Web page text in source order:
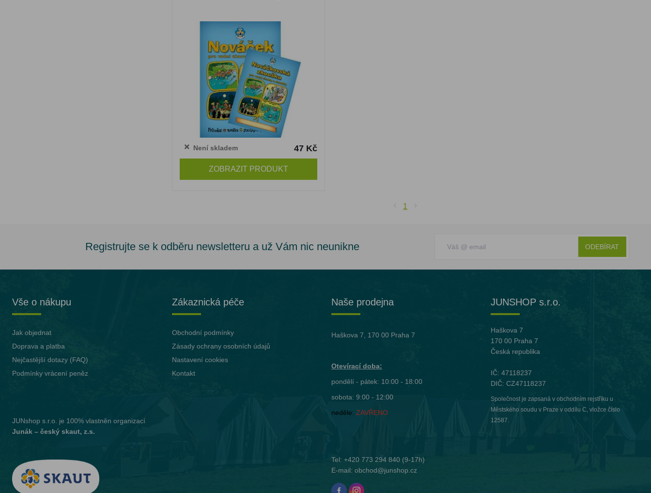
Není skladem 47 Kč
ZOBRAZIT PRODUKT
1
Registrujte se k odběru newsletteru a už Vám nic neunikne ODEBÍRAT
Vše o nákupu
Jak objednat
Doprava a platba
Nejčastější dotazy (FAQ)
Podmínky vrácení peněz
JUNshop s.r.o.
je 100% vlastněn organizací
Junák – český skaut, z.s.
Zákaznická péče
Obchodní podmínky
Zásady ochrany osobních údajů
Nastavení cookies
Kontakt
Naše prodejna
Haškova 7, 170 00 Praha 7
Otevírací doba:
pondělí - pátek: 10:00 - 18:00
sobota: 9:00 - 12:00
neděle: ZAVŘENO
Tel: +420 773 294 840(9-17h)
E-mail: obchod@junshop.cz
JUNSHOP s.r.o.
Haškova 7
170 00 Praha 7
Česká republika
IČ: 47118237
DIČ: CZ47118237
Společnost je zapsaná v obchodním rejstříku u
Městského soudu v Praze v oddílu C, vložce číslo
12587.